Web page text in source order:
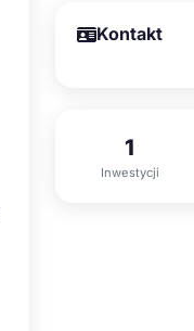
Kontakt
1
Inwestycji